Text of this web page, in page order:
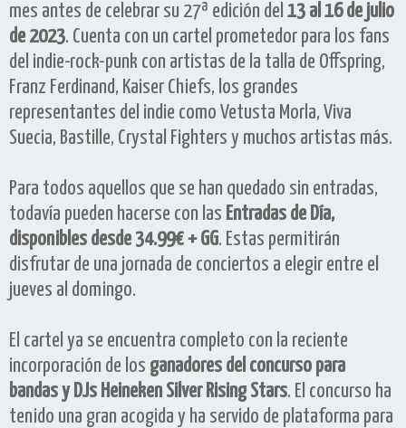
mes antes de celebrar su 27ª edición del 13 al 16 de julio
de 2023. Cuenta con un cartel prometedor para los fans
del indie-rock-punk con artistas de la talla de Offspring,
Franz Ferdinand, Kaiser Chiefs, los grandes
representantes del indie como Vetusta Morla, Viva
Suecia, Bastille, Crystal Fighters y muchos artistas más.
Para todos aquellos que se han quedado sin entradas,
todavía pueden hacerse con las Entradas de Día,
disponibles desde 34.99€ + GG. Estas permitirán
disfrutar de una jornada de conciertos a elegir entre el
jueves al domingo.
El cartel ya se encuentra completo con la reciente
incorporación de los ganadores del concurso para
bandas y DJs Heineken Silver Rising Stars. El concurso ha
tenido una gran acogida y ha servido de plataforma para